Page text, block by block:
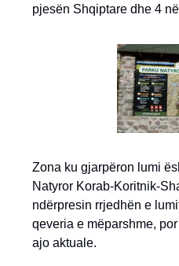
pjesën Shqiptare dhe 4
Zona ku gjarpëron lumi
Natyror Korab-Koritnik-
ndërpresin rrjedhën e
qeveria e mëparshme,
ajo aktuale.